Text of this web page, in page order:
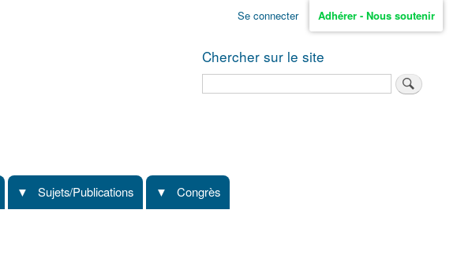
Se connecter Adhérer - Nous soutenir
Chercher sur le site
Sujets/Publications Congrès